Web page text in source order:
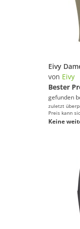
von Eivy
Bester
gefunden
zuletzt
Preis kann
Keine